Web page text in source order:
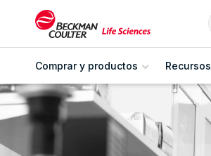
Comprar y productos Recursos